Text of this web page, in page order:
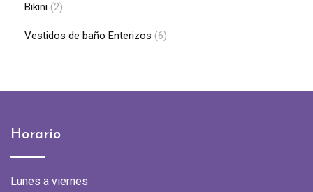
Bikini (2)
Vestidos de baño Enterizos (6)
Horario
Lunes a viernes